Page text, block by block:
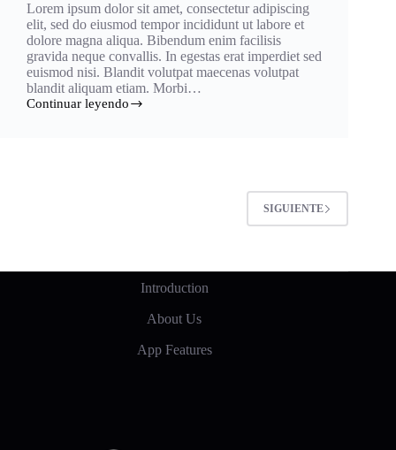
Lorem ipsum dolor sit amet, consectetur adipiscing
elit, sed do eiusmod tempor incididunt ut labore et
dolore magna aliqua. Bibendum enim facilisis
gravida neque convallis. In egestas erat imperdiet sed
euismod nisi. Blandit volutpat maecenas volutpat
blandit aliquam etiam. Morbi…
Continuar leyendo
Diam
SIGUIENTE
Introduction
About Us
App Features